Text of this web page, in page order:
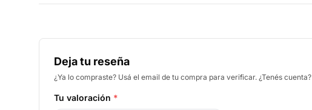
Deja tu reseña
¿Ya lo compraste? Usá el email de tu compra para verificar. ¿Tenés cuenta?
Tu valoración *